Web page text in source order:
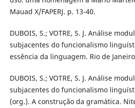
Mauad X/FAPERJ. p. 13-40.
DUBOIS, S.; VOTRE, S. J. Análise
subjacentes do funcionalismo
essência da linguagem. Rio de
DUBOIS, S.; VOTRE, S. J. Análise
subjacentes do funcionalismo
(org.). A construção da gramática.